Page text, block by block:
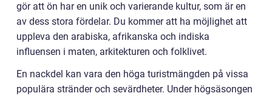
gör att ön har en unik och varierande kultur, som är en
av dess stora fördelar. Du kommer att ha möjlighet att
uppleva den arabiska, afrikanska och indiska
influensen i maten, arkitekturen och folklivet.
En nackdel kan vara den höga turistmängden på vissa
populära stränder och sevärdheter. Under högsäsongen